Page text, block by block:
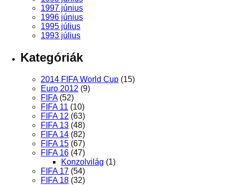
1997 június
1996 június
1995 július
1993 július
Kategóriák
2014 FIFA World Cup (15)
Euro 2012 (9)
FIFA(52)
FIFA 11 (10)
FIFA 12 (63)
FIFA 13 (48)
FIFA 14 (82)
FIFA 15 (67)
FIFA 16 (47)
Konzolvilág (1)
FIFA 17 (54)
FIFA 18 (32)